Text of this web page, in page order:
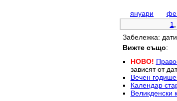
януари
1
Забележка:
Вижте също:
НОВО!
зависят от
Вечен
Календар
Великденски